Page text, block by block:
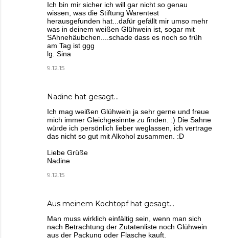
Ich bin mir sicher ich will gar nicht so genau
wissen, was die Stiftung Warentest
herausgefunden hat...dafür gefällt mir umso mehr
was in deinem weißen Glühwein ist, sogar mit
SAhnehäubchen....schade dass es noch so früh
am Tag ist ggg
lg. Sina
9.12.15
Nadine hat gesagt…
Ich mag weißen Glühwein ja sehr gerne und freue
mich immer Gleichgesinnte zu finden. :) Die Sahne
würde ich persönlich lieber weglassen, ich vertrage
das nicht so gut mit Alkohol zusammen. :D
Liebe Grüße
Nadine
9.12.15
Aus meinem Kochtopfhat gesagt…
Man muss wirklich einfältig sein, wenn man sich
nach Betrachtung der Zutatenliste noch Glühwein
aus der Packung oder Flasche kauft.